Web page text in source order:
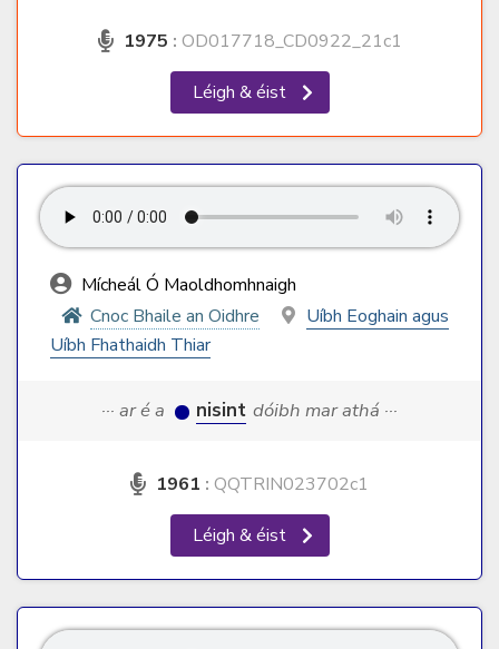
1975 : OD017718_CD0922_21c1
Léigh & éist
Mícheál Ó Maoldhomhnaigh
Cnoc Bhaile an Oidhre
Uíbh Eoghain agus
Uíbh Fhathaidh Thiar
··· ar é a nisint dóibh mar athá ···
1961 : QQTRIN023702c1
Léigh & éist